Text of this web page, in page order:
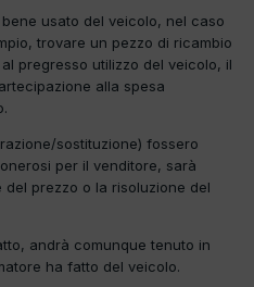
usato del veicolo, nel caso
trovare un pezzo di ricambio
pregresso utilizzo del veicolo, il
alla spesa
sostituzione) fossero
per il venditore, sarà
prezzo o la risoluzione del
andrà comunque tenuto in
ha fatto del veicolo.